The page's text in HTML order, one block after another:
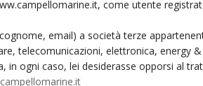
come utente
email) a società terze
telecomunicazioni, elettronica, energy
ogni caso, lei desiderasse opporsi al